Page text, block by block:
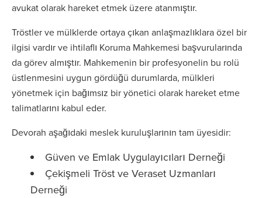
avukat olarak hareket etmek üzere atanmıştır.
Tröstler ve mülklerde ortaya çıkan anlaşmazlıklara özel bir
ilgisi vardır ve ihtilaflı Koruma Mahkemesi başvurularında
da görev almıştır. Mahkemenin bir profesyonelin bu rolü
üstlenmesini uygun gördüğü durumlarda, mülkleri
yönetmek için bağımsız bir yönetici olarak hareket etme
talimatlarını kabul eder.
Devorah aşağıdaki meslek kuruluşlarının tam üyesidir:
Güven ve Emlak Uygulayıcıları Derneği
Çekişmeli Tröst ve Veraset Uzmanları
Derneği